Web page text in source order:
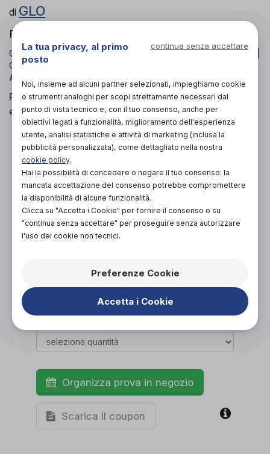
di GLO
Fissatore semplice per carrozzine
Codice OTGP: 2590BU25545 | Riferimento produttore:201*
Categoria:
Accessori per carrozzine
Fissatore semplice per carrozzine, poltrone, sedie
ecc.
Tessuto lavabile molto resistente.
Morbida imbottitura.
Chiusura di sicurezza.
PROVA E ACQUISTA IN NEGOZIO
DA17,00€
PROVA E NOLEGGIA IN NEGOZIO
NON DISPONIBILE
NON DISPONIBILE
Organizza prova in negozio
Scarica il coupon
La tua privacy, al primo
posto
continua senza accettare
Noi, insieme ad alcuni partner selezionati, impieghiamo cookie
o strumenti analoghi per scopi strettamente necessari dal
punto di vista tecnico e, con il tuo consenso, anche per
obiettivi legati a funzionalità, miglioramento dell'esperienza
utente, analisi statistiche e attività di marketing (inclusa la
pubblicità personalizzata), come dettagliato nella nostra
cookie policy.
Hai la possibilità di concedere o negare il tuo consenso: la
mancata accettazione del consenso potrebbe compromettere
la disponibilità di alcune funzionalità.
Clicca su "Accetta i Cookie" per fornire il consenso o su
"continua senza accettare" per proseguire senza autorizzare
l'uso dei cookie non tecnici.
Preferenze Cookie
Accetta i Cookie